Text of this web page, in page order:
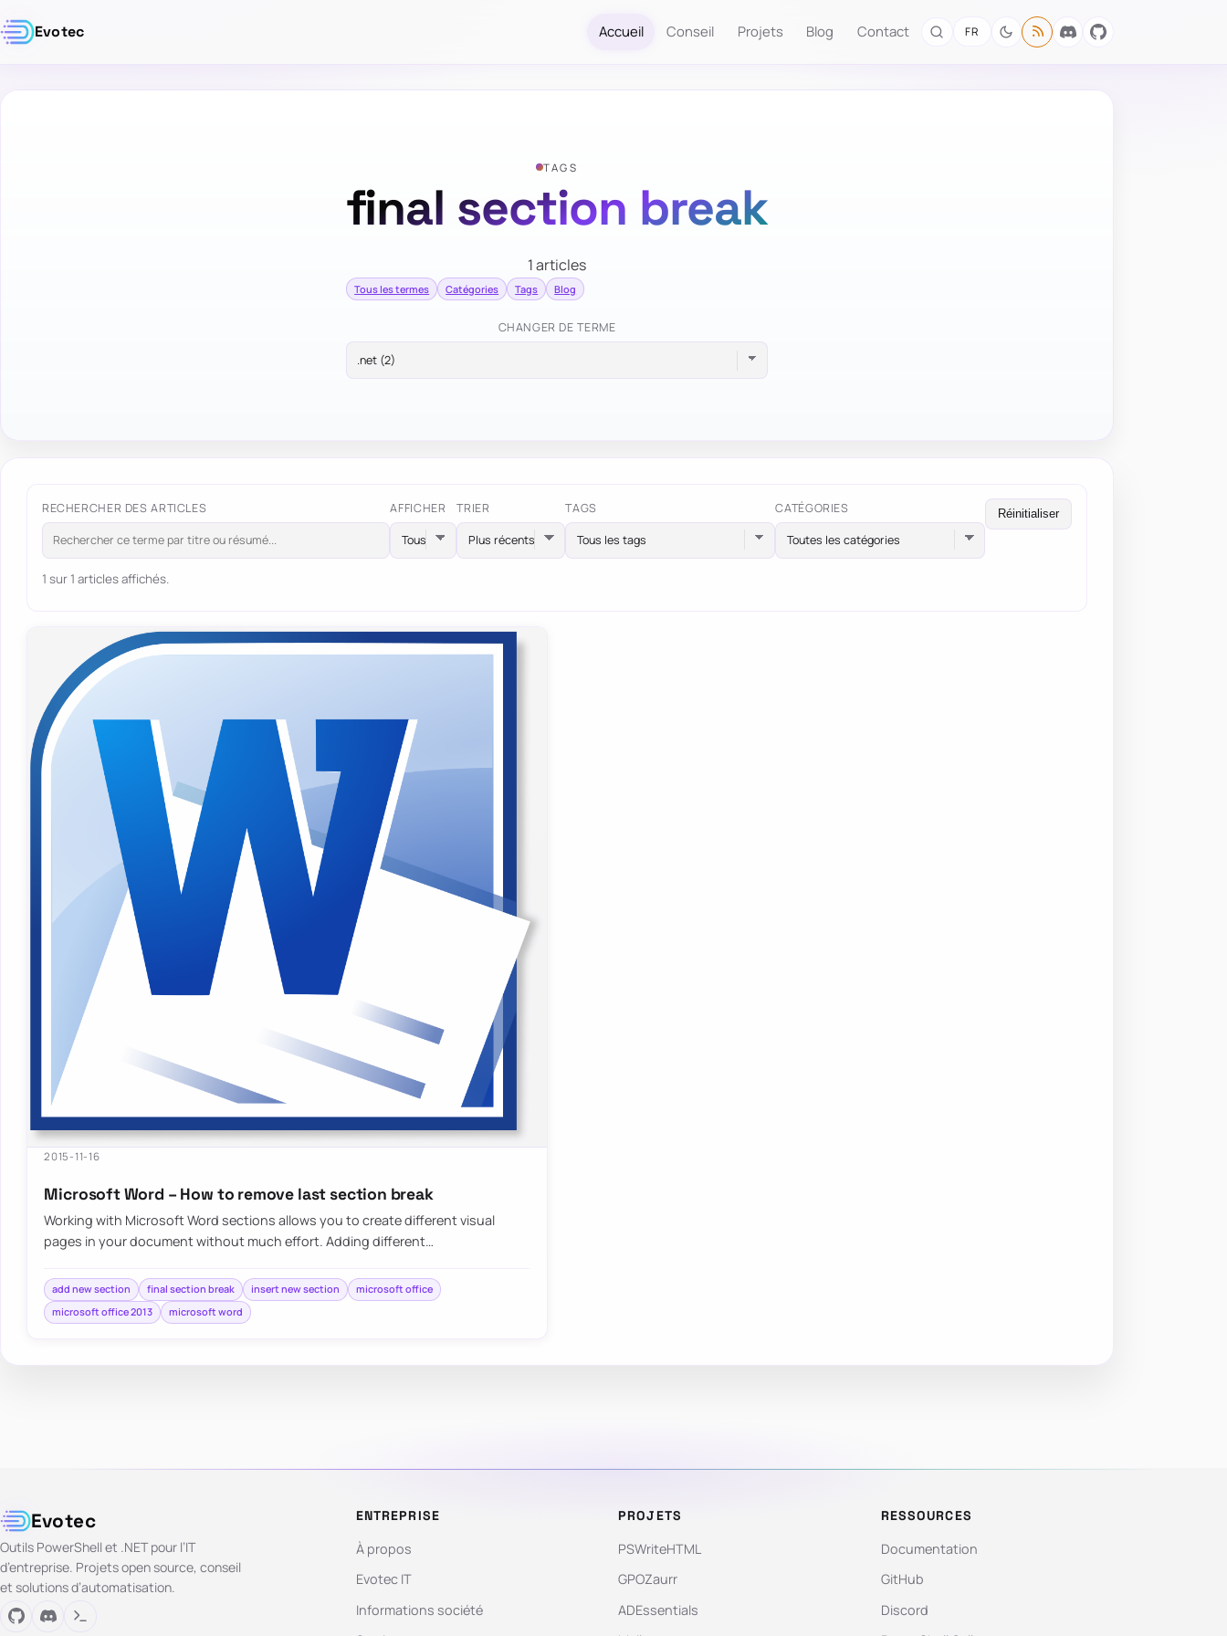
Evotec Accueil Conseil Projets Blog Contact FR
TAGS
final section break
1 articles
Tous les termes Catégories Tags Blog
CHANGER DE TERME
RECHERCHER DES ARTICLES AFFICHER TRIER TAGS
Tous les tags
CATÉGORIES
Toutes les catégories
Réinitialiser
1 sur 1 articles affichés.
2015-11-16
Microsoft Word – How to remove last section break
Working with Microsoft Word sections allows you to create different visual
pages in your document without much effort. Adding different…
add new section final section break insert new section
microsoft office
microsoft office 2013
microsoft word
Evotec
Outils PowerShell et .NET pour l’IT
d’entreprise. Projets open source, conseil
et solutions d’automatisation.
ENTREPRISE
À propos
Evotec IT
Informations société
PROJETS
PSWriteHTML
GPOZaurr
ADEssentials
RESSOURCES
Documentation
GitHub
Discord